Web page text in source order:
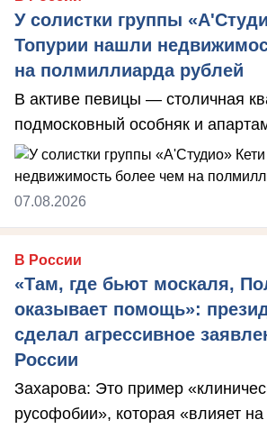
У солистки группы
Топурии нашли
на полмиллиарда рублей
В активе певицы — столичная
подмосковный особняк и
07.08.2026
В России
«Там, где бьют москаля,
оказывает помощь»:
сделал агрессивное
России
Захарова: Это пример
русофобии», которая «влияет